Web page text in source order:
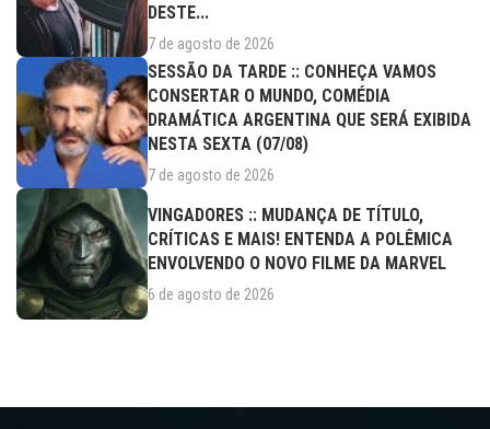
DESTE...
7 de agosto de 2026
SESSÃO DA TARDE :: CONHEÇA VAMOS
CONSERTAR O MUNDO, COMÉDIA
DRAMÁTICA ARGENTINA QUE SERÁ EXIBIDA
NESTA SEXTA (07/08)
7 de agosto de 2026
VINGADORES :: MUDANÇA DE TÍTULO,
CRÍTICAS E MAIS! ENTENDA A POLÊMICA
ENVOLVENDO O NOVO FILME DA MARVEL
6 de agosto de 2026